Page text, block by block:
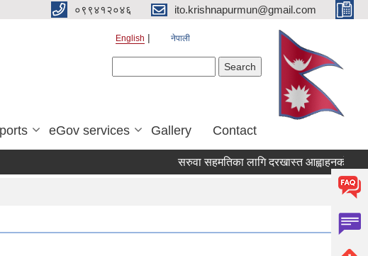
०९९४१२०४६ ito.krishnapurmun@gmail.com
English नेपाली
eGov services Gallery Contact
सरुवा सहमतिका लागि दरखास्त आह्वाहनको सुचना